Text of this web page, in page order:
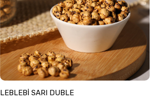
LEBLEBİ SARI DUBLE